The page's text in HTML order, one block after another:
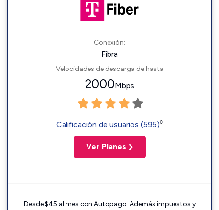
Conexión:
Fibra
Velocidades de descarga de hasta
2000Mbps
Calificación de usuarios (595)◊
Ver Planes
Desde $45 al mes con Autopago. Además impuestos y